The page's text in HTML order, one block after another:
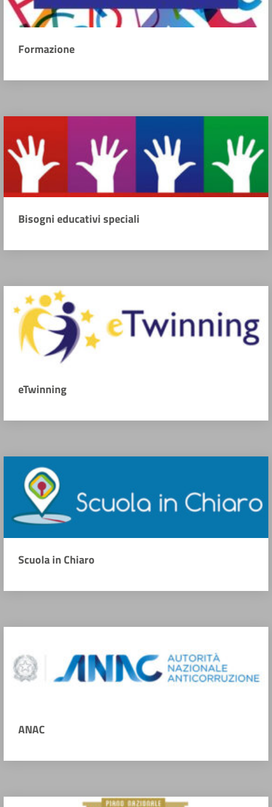
Formazione
Bisogni educativi speciali
eTwinning
Scuola in Chiaro
ANAC